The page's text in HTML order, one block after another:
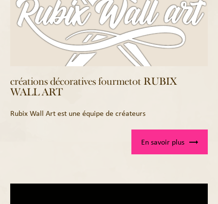
créations décoratives fourmetot RUBIX
WALL ART
Rubix Wall Art est une équipe de créateurs
En savoir plus